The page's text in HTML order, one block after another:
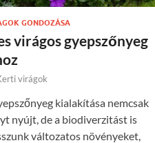
GONDOZÁSA
virágos gyepszőnyeg
virágok
kialakítása nemcsak
nyújt, de a biodiverzitást is
változatos növényeket,